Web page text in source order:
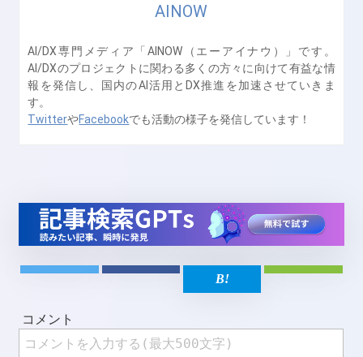
AINOW
AI/DX専門メディア「AINOW（エーアイナウ）」です。
AI/DXのプロジェクトに関わる多くの方々に向けて有益な情
報を発信し、国内のAI活用とDX推進を加速させていきま
す。
TwitterやFacebookでも活動の様子を発信しています！